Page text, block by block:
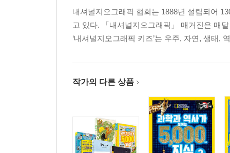
25가지 심장에 관한 두근거리는 지식
외계 생명체에 대한 15가지 놀라운 지식
75가지 식물에 관한 아주 놀라운 지식
45가지 사랑스러운 새끼 동물들에 관한 귀여운 (
행운을 불러오는 15가지 사소한 지식
75가지 원숭이를 둘러싼 놀라운 지식
역사를 만든 여성들에 대한 35가지 지식
100가지 지식으로 본 비가 내리는 울창한 우림
내셔널지오그래픽 협회는 1888년 설립되어
고 있다. 「내셔널지오그래픽」 매거진은 매
‘내셔널지오그래픽 키즈’는 우주, 자연, 생태,
작가의 다른 상품